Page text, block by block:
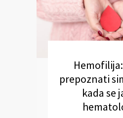
prepoznati
kada se